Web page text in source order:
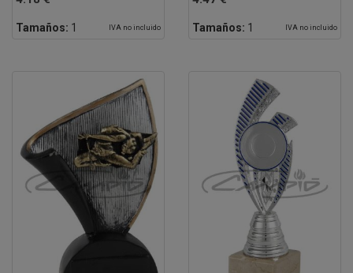
Tamaños: 1 IVA no incluido Tamaños: 1 IVA no incluido